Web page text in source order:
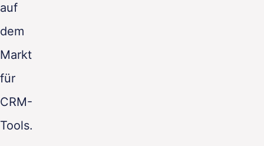
auf
dem
Markt
für
CRM-
Tools.